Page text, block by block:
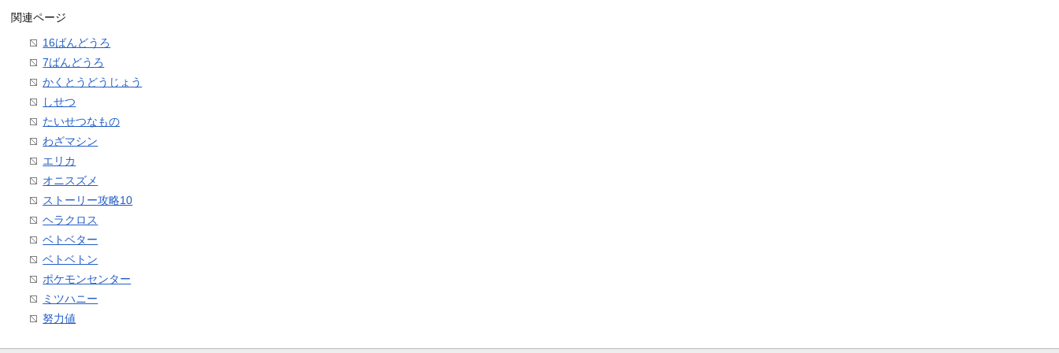
関連ページ
16ばんどうろ
7ばんどうろ
かくとうどうじょう
しせつ
たいせつなもの
わざマシン
エリカ
オニスズメ
ストーリー攻略10
ヘラクロス
ベトベター
ベトベトン
ポケモンセンター
ミツハニー
努力値